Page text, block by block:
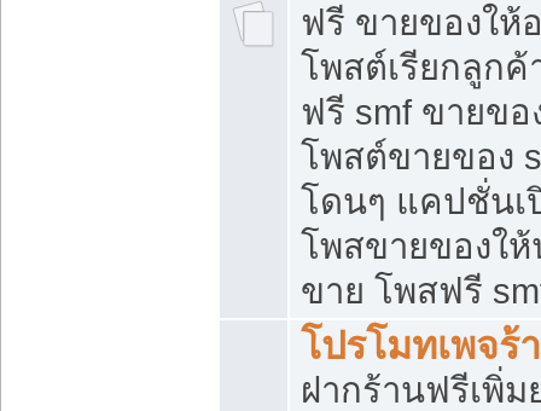
ฟรี ขายของให้
โพสต์เรียกลูกค้
ฟรี smf ขายขอ
โพสต์ขายของ
โดนๆ แคปชั่นเ
โพสขายของใ
ขาย โพสฟรี
โปรโมทเพจร้
ฝากร้านฟรีเพิ่